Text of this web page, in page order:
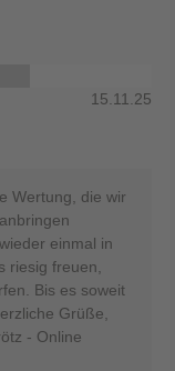
15.11.25
Wertung, die wir
einmal in
riesig freuen,
Bis es soweit
Grüße,
- Online